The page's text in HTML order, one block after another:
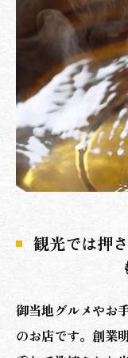
観光では押
御当地グルメやお
のお店です。創業